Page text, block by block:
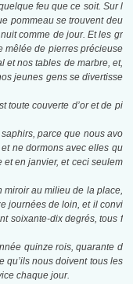
feu que ce soit. Sur l
pommeau se trouvent deu
comme de jour. Et les gr
mêlée de pierres précieuse
et nos tables de marbre, et,
jeunes gens se divertisse
toute couverte d’or et de pi
parce que nous avo
ne dormons avec elles qu
et en janvier, et ceci seulem
miroir au milieu de la place,
journées de loin, et il convi
soixante-dix degrés, tous f
quinze rois, quarante d
qu’ils nous doivent tous les
chaque jour.